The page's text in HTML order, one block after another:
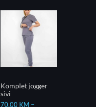
Komplet jogger
sivi
70,00 KM –